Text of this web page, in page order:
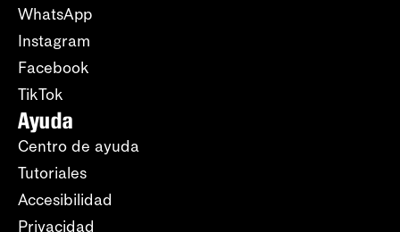
WhatsApp
Instagram
Facebook
TikTok
Ayuda
Centro de ayuda
Tutoriales
Accesibilidad
Privacidad